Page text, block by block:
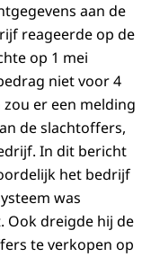
aan de
reageerde op de
op 1 mei
niet voor 4
er een melding
de slachtoffers,
In dit bericht
het bedrijf
was
Ook dreigde hij de
te verkopen op